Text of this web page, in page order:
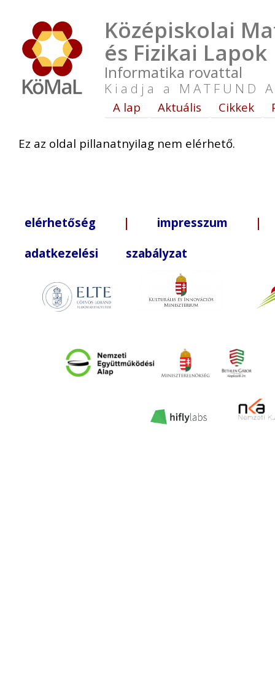
Középiskolai
és Fizikai Lapok
Informatika rovattal
Kiadja a MATFUND
A lap Aktuális Cikkek
Ez az oldal pillanatnyilag nem elérhető.
elérhetőség | impresszum |
adatkezelési szabályzat